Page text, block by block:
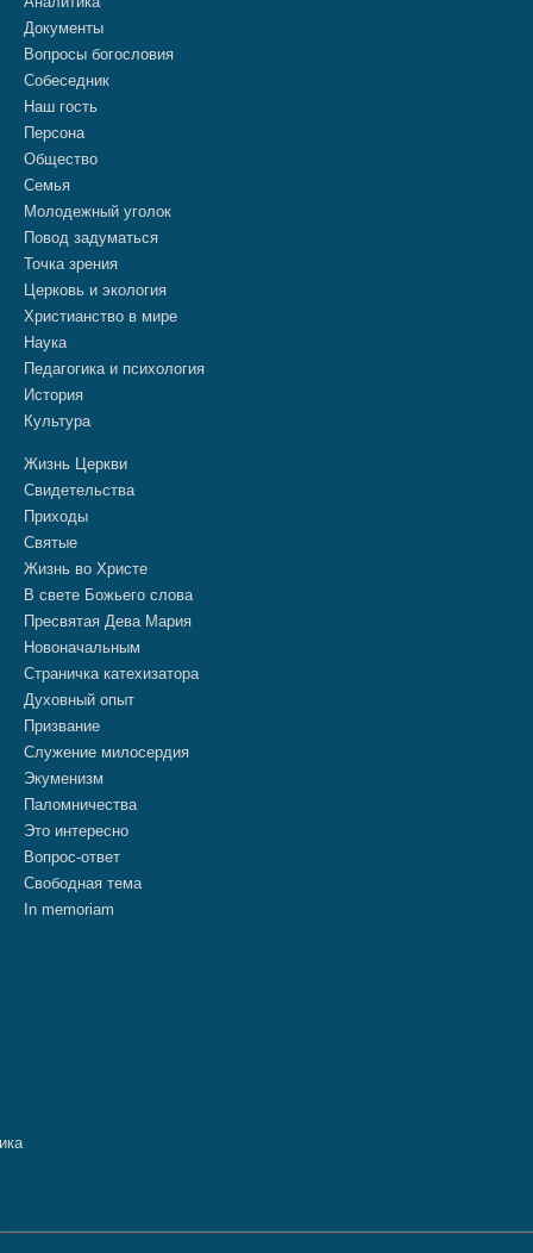
Документы
Вопросы богословия
Собеседник
Наш гость
Персона
Общество
Семья
Молодежный уголок
Повод задуматься
Точка зрения
Церковь и экология
Христианство в мире
Наука
Педагогика и психология
История
Культура
Жизнь Церкви
Свидетельства
Приходы
Святые
Жизнь во Христе
В свете Божьего слова
Пресвятая Дева Мария
Новоначальным
Страничка катехизатора
Духовный опыт
Призвание
Служение милосердия
Экуменизм
Паломничества
Это интересно
Вопрос-ответ
Свободная тема
In memoriam